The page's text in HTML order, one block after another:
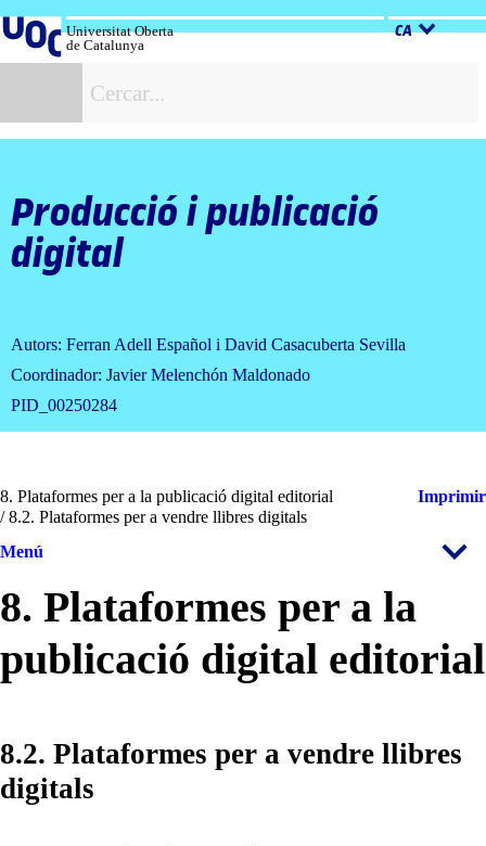
al
contingut
Universitat Oberta
de Catalunya
CA
Producció i publicació
digital
Autors: Ferran Adell Español i David Casacuberta Sevilla
Coordinador: Javier Melenchón Maldonado
PID_00250284
8. Plataformes per a la publicació digital editorial
/ 8.2. Plataformes per a vendre llibres digitals
Imprimir
Menú
8. Plataformes per a la
publicació digital editorial
8.2. Plataformes per a vendre llibres
digitals